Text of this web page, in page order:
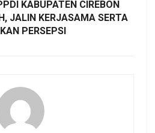
KABUPATEN CIREBON
JALIN KERJASAMA SERTA
PERSEPSI